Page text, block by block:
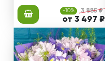
-10% 3 885 ₽
от 3 497 ₽